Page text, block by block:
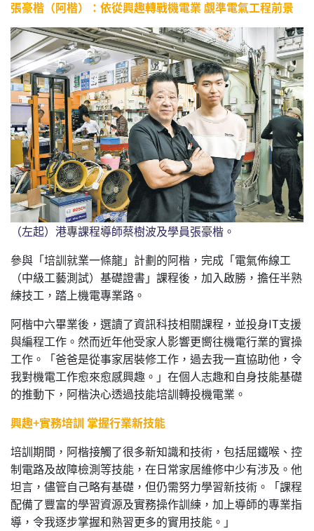
張豪楷（阿楷）：依從興趣轉戰機電業 覷準電氣工程前景
（左起）港專課程導師蔡樹波及學員張豪楷。
參與「培訓就業一條龍」計劃的阿楷，完成「電氣佈線工
（中級工藝測試）基礎證書」課程後，加入啟勝，擔任半熟
練技工，踏上機電專業路。
阿楷中六畢業後，選讀了資訊科技相關課程，並投身IT支援
與編程工作。然而近年他受家人影響更嚮往機電行業的實操
工作。「爸爸是從事家居裝修工作，過去我一直協助他，令
我對機電工作愈來愈感興趣。」在個人志趣和自身技能基礎
的推動下，阿楷決心透過技能培訓轉投機電業。
興趣+實務培訓 掌握行業新技能
培訓期間，阿楷接觸了很多新知識和技術，包括屈鐵喉、控
制電路及故障檢測等技能，在日常家居維修中少有涉及。他
坦言，儘管自己略有基礎，但仍需努力學習新技術。「課程
配備了豐富的學習資源及實務操作訓練，加上導師的專業指
導，令我逐步掌握和熟習更多的實用技能。」